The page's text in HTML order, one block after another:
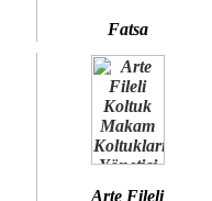
Fatsa
Arte Fileli